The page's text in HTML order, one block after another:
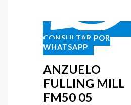
CONSULTAR POR
WHATSAPP
ANZUELO
FULLING MILL
FM50 05